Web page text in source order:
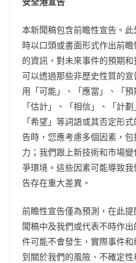
本新聞稿包含前瞻性宣告。
時以口頭或書面形式作出前
的資訊，對未來事件的預期
可以透過那些非歷史性質的
用「可能」、「應當」、「
「估計」、「相信」、「計
「希望」等詞語或其否定形
告時，您應考慮多個因素，
力；我們跟上新技術和市場
爭環境。這些因素可能導致
告存在重大差異。
前瞻性宣告僅為預測，在此
聞稿中及我們或代表不時作
件可能不會發生，實際事件
到關於我們的風險、不確定